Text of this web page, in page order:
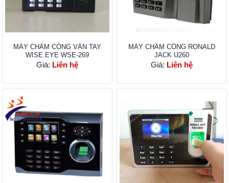
MÁY CHẤM CÔNG VÂN TAY
WISE EYE WSE-269
Giá: Liên hệ
MÁY CHẤM CÔNG RONALD
JACK U260
Giá: Liên hệ